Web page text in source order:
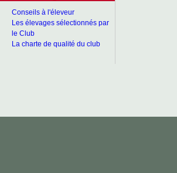
Conseils à l'éleveur
Les élevages sélectionnés par
le Club
La charte de qualité du club